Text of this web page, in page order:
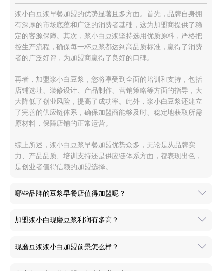
浆小白豆浆早餐加盟的优势显著且多方面。首先，品牌自身拥
有深厚的市场底蕴和广泛的消费者基础，这为加盟商提供了稳
定的客源保障。其次，浆小白豆浆坚持选用优质原料，严格把
控生产流程，确保每一杯豆浆都达到高品质标准，赢得了消费
者的广泛好评，为加盟商赢得了良好的口碑。
再者，加盟浆小白豆浆，您将享受到全面的培训和支持，包括
店铺选址、装修设计、产品制作、营销策略等方面的指导，大
大降低了创业风险，提高了成功率。此外，浆小白豆浆还建立
了完善的供应链体系，确保加盟商能够及时、稳定地获取所需
原材料，保障店铺的正常运营。
综上所述，浆小白豆浆早餐加盟优势众多，无论是从品牌实
力、产品品质、培训支持还是供应链体系方面，都表现出色，
是创业者值得信赖的加盟选择。
哪些品牌的豆浆早餐店值得加盟呢？
加盟浆小白现磨豆浆利润有多高？
现磨豆浆浆小白加盟前景怎么样？